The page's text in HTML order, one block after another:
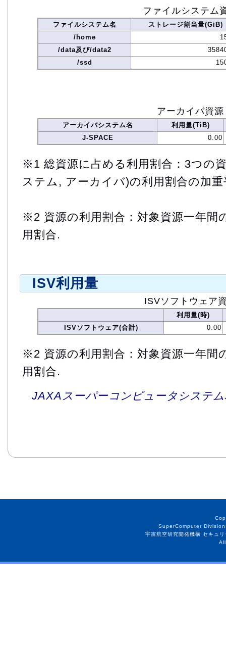
ファイルシステム
ファイルシステム名
ストレージ割当量(GiB)
/home
/data及び/data2
/ssd
アーカイバ資源
アーカイバシステム名
利用量(TiB)
J-SPACE
0.00
※1 総資源に占める利用割合：3つの
ステム, アーカイバ)の利用割合の加重
※2 資源の利用割合：対象資源一年間
用割合.
ISV利用量
ISVソフトウェア
利用量(時)
ISVソフトウェア(合計)
0.00
※2 資源の利用割合：対象資源一年間
用割合.
JAXAスーパーコンピュータシステ
SuperComputer
宇宙航空研究開発機構 セキュ